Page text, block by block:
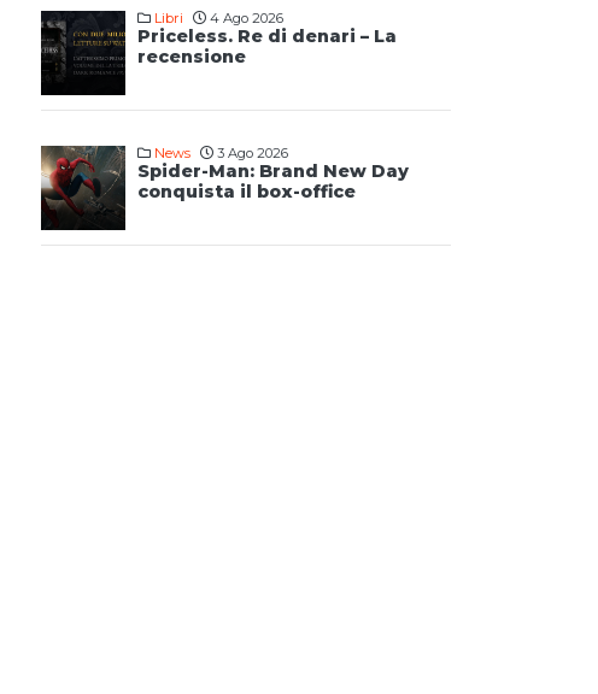
Libri 4 Ago 2026
Priceless. Re di denari – La
recensione
News 3 Ago 2026
Spider-Man: Brand New Day
conquista il box-office